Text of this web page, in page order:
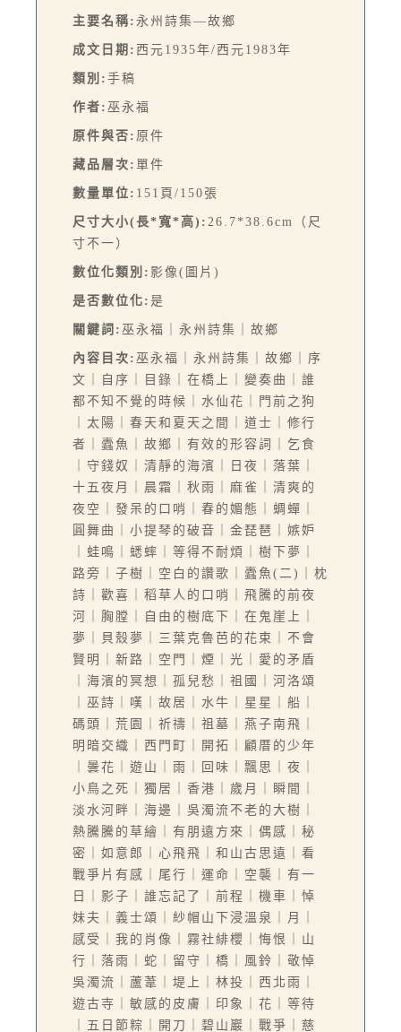
主要名稱: 永州詩集—故鄉
成文日期: 西元1935年/西元1983年
類別: 手稿
作者: 巫永福
原件與否: 原件
藏品層次: 單件
數量單位: 151頁/150張
尺寸大小(長*寬*高): 26.7*38.6cm（尺
寸不一）
數位化類別: 影像(圖片)
是否數位化: 是
關鍵詞: 巫永福｜永州詩集｜故鄉
內容目次: 巫永福｜永州詩集｜故鄉｜序
文｜自序｜目錄｜在橋上｜變奏曲｜誰
都不知不覺的時候｜水仙花｜門前之狗
｜太陽｜春天和夏天之間｜道士｜修行
者｜蠹魚｜故鄉｜有效的形容詞｜乞食
｜守錢奴｜清靜的海濱｜日夜｜落葉｜
十五夜月｜晨霜｜秋雨｜麻雀｜清爽的
夜空｜發呆的口哨｜春的媚態｜蜩蟬｜
圓舞曲｜小提琴的破音｜金琵琶｜嫉妒
｜蛙鳴｜蟋蟀｜等得不耐煩｜樹下夢｜
路旁｜子樹｜空白的讚歌｜蠹魚(二)｜枕
詩｜歡喜｜稻草人的口哨｜飛騰的前夜
河｜胸膛｜自由的樹底下｜在鬼崖上｜
夢｜貝殼夢｜三葉克魯芭的花束｜不會
賢明｜新路｜空門｜煙｜光｜愛的矛盾
｜海濱的冥想｜孤兒愁｜祖國｜河洛頌
｜巫詩｜嘆｜故居｜水牛｜星星｜船｜
碼頭｜荒園｜祈禱｜祖墓｜燕子南飛｜
明暗交織｜西門町｜開拓｜顧厝的少年
｜曇花｜遊山｜雨｜回味｜飄思｜夜｜
小鳥之死｜獨居｜香港｜歲月｜瞬間｜
淡水河畔｜海邊｜吳濁流不老的大樹｜
熱騰騰的草繪｜有朋遠方來｜偶感｜秘
密｜如意郎｜心飛飛｜和山古思遠｜看
戰爭片有感｜尾行｜運命｜空襲｜有一
日｜影子｜誰忘記了｜前程｜機車｜悼
妹夫｜義士頌｜紗帽山下浸溫泉｜月｜
感受｜我的肖像｜霧社緋櫻｜悔恨｜山
行｜落雨｜蛇｜留守｜橋｜風鈴｜敬悼
吳濁流｜蘆葦｜堤上｜林投｜西北雨｜
遊古寺｜敏感的皮膚｜印象｜花｜等待
｜五日節粽｜開刀｜碧山巖｜戰爭｜慈